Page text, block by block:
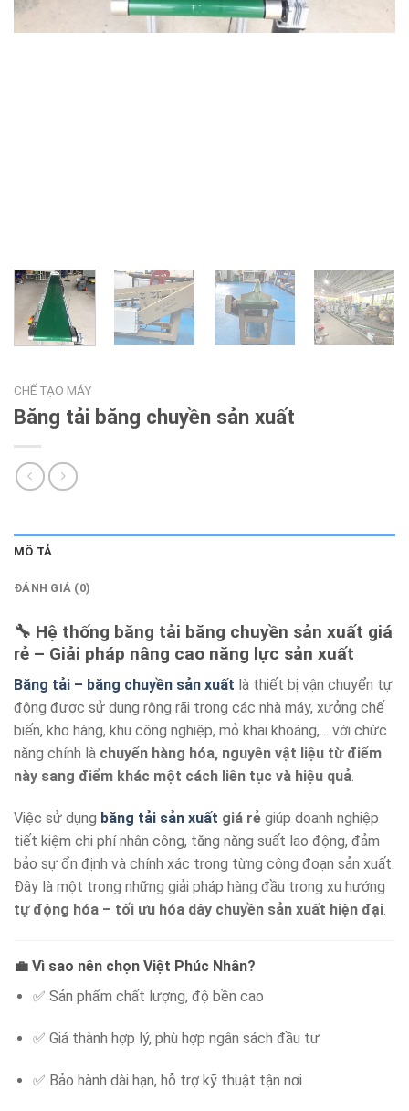
CHẾ TẠO MÁY
Băng tải băng chuyền sản xuất
MÔ TẢ
ĐÁNH GIÁ (0)
🔧 Hệ thống băng tải băng chuyền sản xuất giá
rẻ – Giải pháp nâng cao năng lực sản xuất
Băng tải – băng chuyền sản xuất là thiết bị vận chuyển tự
động được sử dụng rộng rãi trong các nhà máy, xưởng chế
biến, kho hàng, khu công nghiệp, mỏ khai khoáng,… với chức
năng chính là chuyển hàng hóa, nguyên vật liệu từ điểm
này sang điểm khác một cách liên tục và hiệu quả.
Việc sử dụng băng tải sản xuất giá rẻ giúp doanh nghiệp
tiết kiệm chi phí nhân công, tăng năng suất lao động, đảm
bảo sự ổn định và chính xác trong từng công đoạn sản xuất.
Đây là một trong những giải pháp hàng đầu trong xu hướng
tự động hóa – tối ưu hóa dây chuyền sản xuất hiện đại.
💼 Vì sao nên chọn Việt Phúc Nhân?
✅ Sản phẩm chất lượng, độ bền cao
✅ Giá thành hợp lý, phù hợp ngân sách đầu tư
✅ Bảo hành dài hạn, hỗ trợ kỹ thuật tận nơi